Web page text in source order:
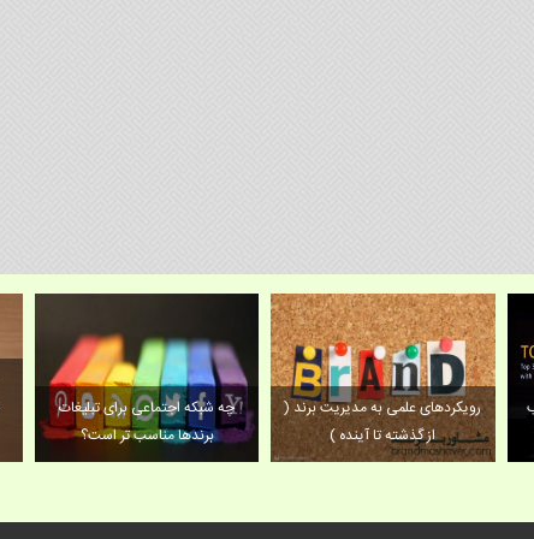
چه شبکه اجتماعی برای تبلیغات
برندها مناسب تر است؟
رویکردهای علمی به مدیریت برند (
از گذشته تا آینده )